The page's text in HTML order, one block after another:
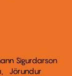
Sigurdarson
Jörundur